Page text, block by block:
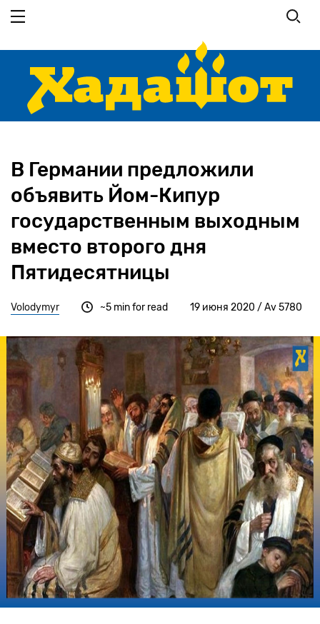
основному
В Германии предложили
объявить Йом-Кипур
государственным выходным
вместо второго дня
Пятидесятницы
Volodymyr 19 июня 2020 / Av 5780
~5 min for read